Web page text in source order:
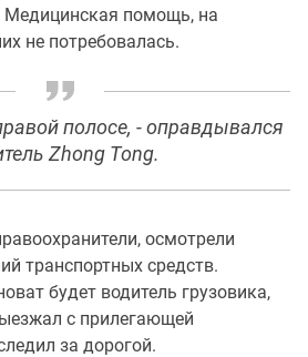
Медицинская помощь, на
не потребовалась.
полосе, - оправдывался
Zhong Tong.
осмотрели
транспортных средств.
будет водитель грузовика,
с прилегающей
за дорогой.